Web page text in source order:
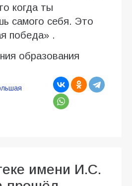
когда ты
самого себя. Это
победа» .
образования
имени И.С.